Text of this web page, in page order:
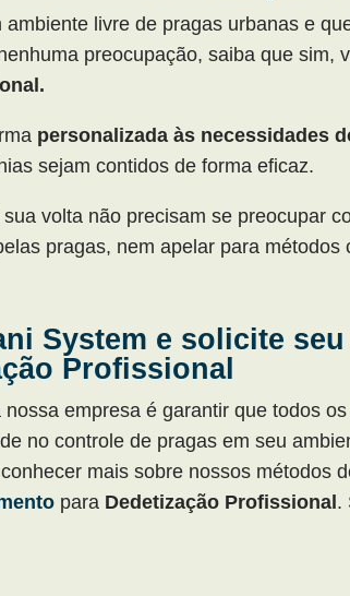
ambiente livre de pragas urbanas e
preocupação, saiba que sim,
personalizada às necessidades
sejam contidos de forma eficaz.
volta não precisam se preocupar
pragas, nem apelar para métodos
System e solicite
Profissional
empresa é garantir que todos
no controle de pragas em seu
mais sobre nossos métodos
para Dedetização Profissional.